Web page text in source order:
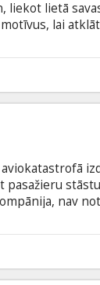
liekot lietā
lai
Phillip
Helgeland
pasažieru
nav
vien
varētu to